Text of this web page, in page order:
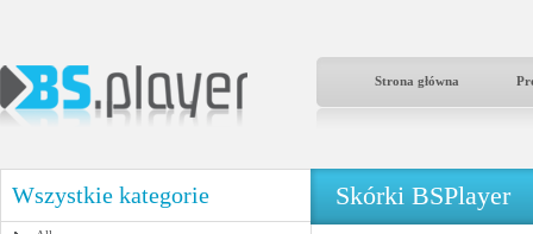
Strona główna
Wszystkie kategorie Skórki BSPlayer